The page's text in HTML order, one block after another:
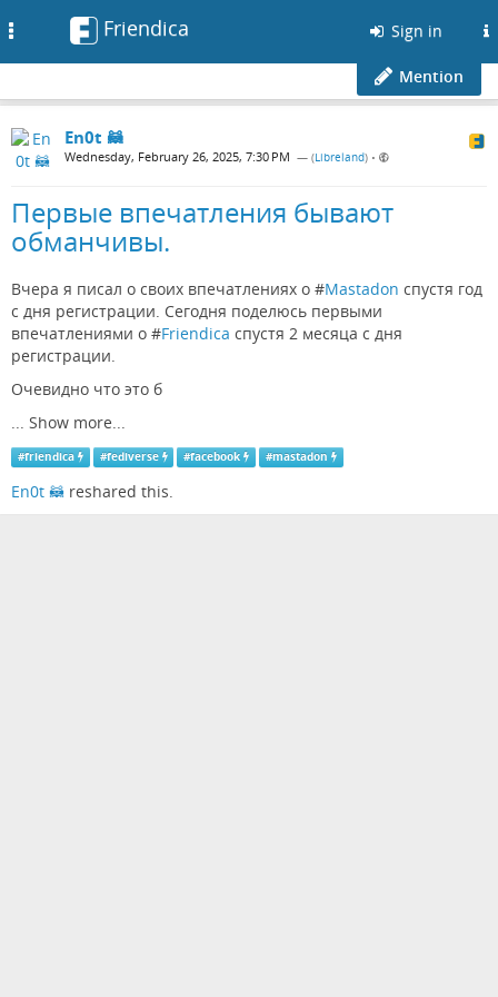
Friendica Sign in
Mention
En0t 🦝
Wednesday, February 26, 2025, 7:30 PM — (Libreland) •
Первые впечатления бывают
обманчивы.
Вчера я писал о своих впечатлениях о #Mastadon спустя год
с дня регистрации. Сегодня поделюсь первыми
впечатлениями о #Friendica спустя 2 месяца с дня
регистрации.
Очевидно что это б
... Show more...
#friendica #fediverse #facebook #mastadon
En0t 🦝 reshared this.